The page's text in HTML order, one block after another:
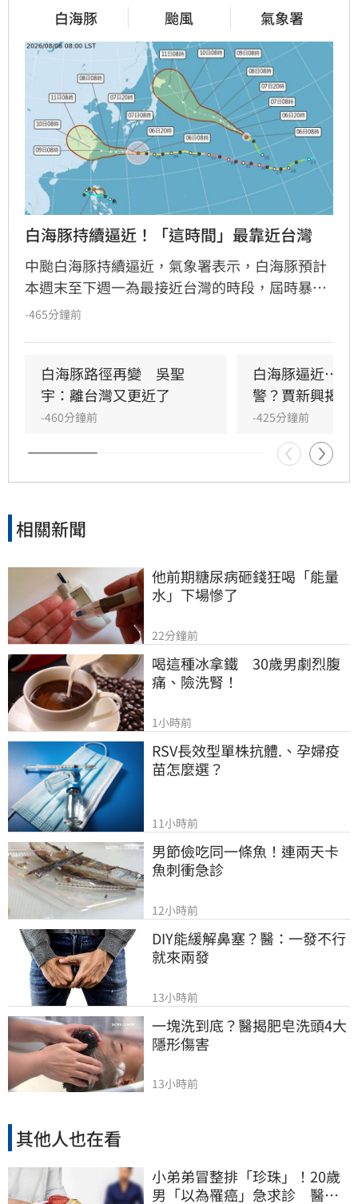
白海豚 颱風 氣象署
白海豚持續逼近！「這時間」最靠近台灣
中颱白海豚持續逼近，氣象署表示，白海豚預計
本週末至下週一為最接近台灣的時段，屆時暴風
圈恐影響北部海域，但受限於大低壓區環境，後
降雨，午後需防雷陣雨。
-465分鐘前
白海豚路徑再變　吳聖
宇：離台灣又更近了
-460分鐘前
白海豚逼近…北
警？賈新興揭1
-425分鐘前
相關新聞
他前期糖尿病砸錢狂喝「能量
水」下場慘了
22分鐘前
喝這種冰拿鐵　30歲男劇烈腹
痛、險洗腎！
1小時前
RSV長效型單株抗體.、孕婦疫
苗怎麼選？
11小時前
男節儉吃同一條魚！連兩天卡
魚刺衝急診
12小時前
DIY能緩解鼻塞？醫：一發不行
就來兩發
13小時前
一塊洗到底？醫揭肥皂洗頭4大
隱形傷害
13小時前
其他人也在看
小弟弟冒整排「珍珠」！20歲
男「以為罹癌」急求診 醫揭